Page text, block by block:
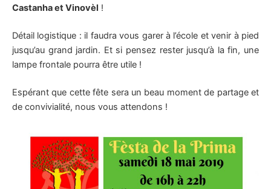
Castanha et Vinovèl !
Détail logistique : il faudra vous garer à l’école et venir à pied
jusqu’au grand jardin. Et si pensez rester jusqu’à la fin, une
lampe frontale pourra être utile !
Espérant que cette fête sera un beau moment de partage et
de convivialité, nous vous attendons !